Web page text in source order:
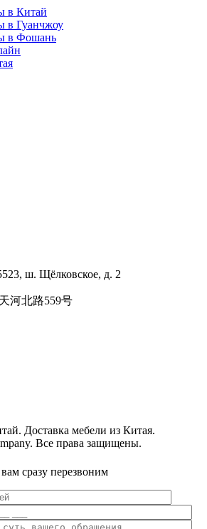
в Китай
в Гуанчжоу
в Фошань
ш. Щёлковское, д. 2
河北路559号
Доставка мебели из Китая.
Все права защищены.
сразу перезвоним